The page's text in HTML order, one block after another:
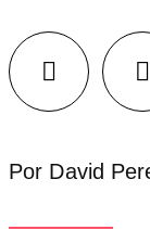
Facebook
Por David